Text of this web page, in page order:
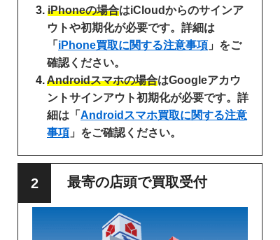
iPhoneの場合はiCloudからのサインア
ウトや初期化が必要です。詳細は
「 iPhone買取に関する注意事項 」をご
確認ください。
Androidスマホの場合はGoogleアカウ
ントサインアウト初期化が必要です。詳
細は「 Androidスマホ買取に関する注意
事項 」をご確認ください。
最寄の店頭で買取受付